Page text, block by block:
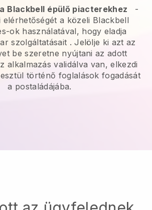
Blackbell épülő piacterekhez
-
elérhetőségét a közeli Blackbell
ok használatával, hogy eladja
szolgáltatásait . Jelölje ki azt az
be szeretne nyújtani az adott
alkalmazás validálva van, elkezdi
történő foglalások fogadását
a postaládájába.